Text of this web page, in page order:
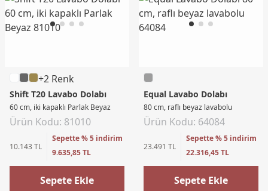
+2 Renk
Shift T20 Lavabo Dolabı
60 cm, iki kapaklı Parlak Beyaz
Ürün Kodu: 81010
10.143 TL
Sepette % 5 indirim
9.635,85 TL
Sepete Ekle
Equal Lavabo Dolabı
80 cm, raflı beyaz lavabolu
Ürün Kodu: 64084
23.491 TL
Sepette % 5 indirim
22.316,45 TL
Sepete Ekle